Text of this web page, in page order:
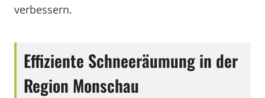
verbessern.
Effiziente Schneeräumung in der
Region Monschau